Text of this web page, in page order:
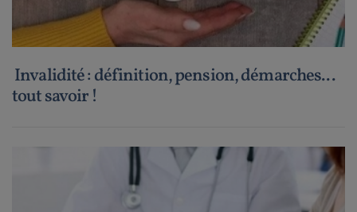
Invalidité : définition, pension, démarches...
tout savoir !